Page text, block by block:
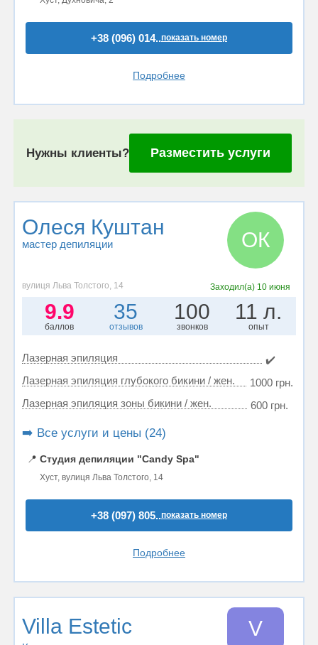
+38 (096) 014..показать номер
Подробнее
Нужны клиенты? Разместить услуги
Олеся Куштан
мастер депиляции ОК
вулиця Льва Толстого, 14 Заходил(а) 10 июня
9.9
баллов
35
отзывов
100
звонков
11 л.
опыт
Лазерная эпиляция
✔️
Лазерная эпиляция глубокого бикини / жен.
1000 грн.
Лазерная эпиляция зоны бикини / жен.
600 грн.
➡️ Все услуги и цены (24)
📍 Студия депиляции "Candy Spa"
Хуст, вулиця Льва Толстого, 14
+38 (097) 805..показать номер
Подробнее
Villa Estetic V